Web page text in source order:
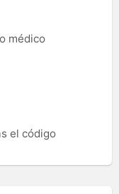
médico
el código